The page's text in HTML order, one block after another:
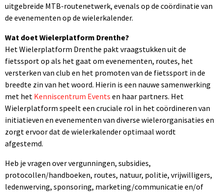
uitgebreide MTB-routenetwerk, evenals op de coördinatie van
de evenementen op de wielerkalender.
Wat doet Wielerplatform Drenthe?
Het Wielerplatform Drenthe pakt vraagstukken uit de
fietssport op als het gaat om evenementen, routes, het
versterken van club en het promoten van de fietssport in de
breedte zin van het woord. Hierin is een nauwe samenwerking
met het Kenniscentrum Events en haar partners. Het
Wielerplatform speelt een cruciale rol in het coördineren van
initiatieven en evenementen van diverse wielerorganisaties en
zorgt ervoor dat de wielerkalender optimaal wordt
afgestemd.
Heb je vragen over vergunningen, subsidies,
protocollen/handboeken, routes, natuur, politie, vrijwilligers,
ledenwerving, sponsoring, marketing/communicatie en/of